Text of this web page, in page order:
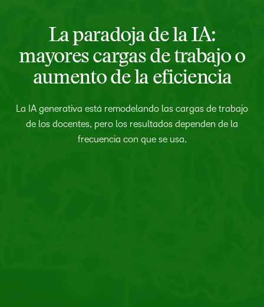
La paradoja de la IA:
mayores cargas de trabajo o
aumento de la eficiencia
La IA generativa está remodelando las cargas de trabajo
de los docentes, pero los resultados dependen de la
frecuencia con que se usa.